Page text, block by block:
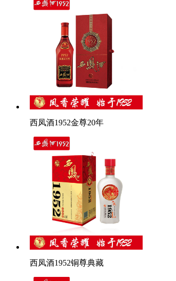
西凤酒1952金尊20年
西凤酒1952铜尊典藏